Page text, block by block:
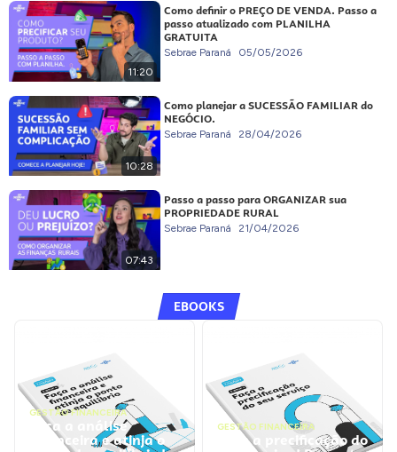
11:20
Como definir o PREÇO DE VENDA. Passo a
passo atualizado com PLANILHA
GRATUITA
Sebrae Paraná 05/05/2026
10:28
Como planejar a SUCESSÃO FAMILIAR do
NEGÓCIO.
Sebrae Paraná 28/04/2026
07:43
Passo a passo para ORGANIZAR sua
PROPRIEDADE RURAL
Sebrae Paraná 21/04/2026
EBOOKS
GESTÃO FINANCEIRA
Faça a análise
financeira e atinja o
GESTÃO FINANCEIRA
Faça a precificação do